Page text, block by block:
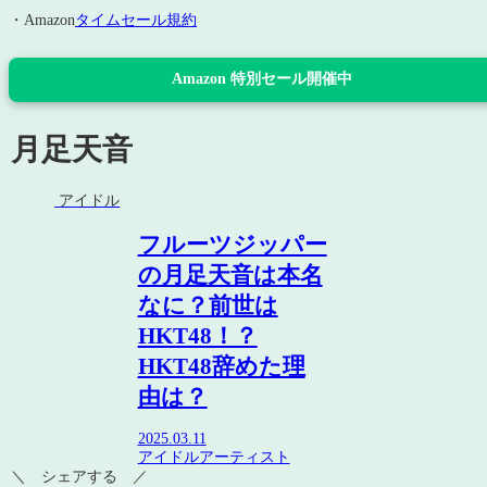
・Amazonタイムセール規約
Amazon 特別セール開催中
月足天音
アイドル
フルーツジッパー
の月足天音は本名
なに？前世は
HKT48！？
HKT48辞めた理
由は？
2025.03.11
アイドルアーティスト
＼ シェアする ／